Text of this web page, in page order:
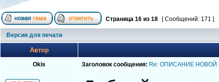
Страница 16 из 18 [ Сообщений: 171 ]
Версия для печати
Автор
Okis Заголовок сообщения: Re: ОПИСАНИЕ